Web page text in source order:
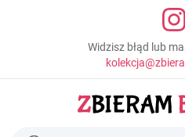
Widzisz błąd lub